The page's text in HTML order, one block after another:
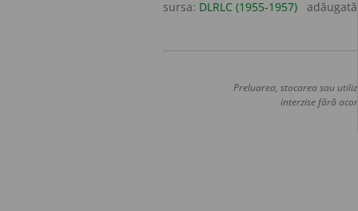
sursa: DLRLC (1955-1957) adăugată
Preluarea, stocarea sau
interzise fără